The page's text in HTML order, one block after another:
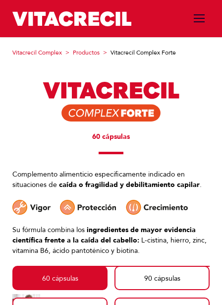
Vitacrecil Complex > Productos > Vitacrecil Complex Forte
60 cápsulas
Complemento alimenticio específicamente indicado en
situaciones de caída o fragilidad y debilitamiento capilar.
Su fórmula combina los ingredientes de mayor evidencia
científica frente a la caída del cabello: L-cistina, hierro, zinc,
vitamina B6, ácido pantoténico y biotina.
60 cápsulas 90 cápsulas